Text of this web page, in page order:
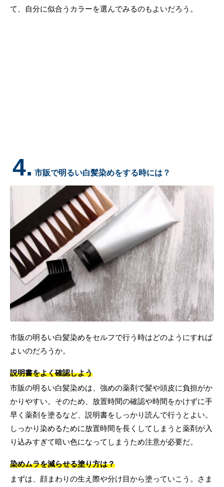
て、自分に似合うカラーを選んでみるのもよいだろう。
4. 市販で明るい白髪染めをする時には？
市販の明るい白髪染めをセルフで行う時はどのようにすれば
よいのだろうか。
説明書をよく確認しよう
市販の明るい白髪染めは、強めの薬剤で髪や頭皮に負担がか
かりやすい。そのため、放置時間の確認や時間をかけずに手
早く薬剤を塗るなど、説明書をしっかり読んで行うとよい。
しっかり染めるために放置時間を長くしてしまうと薬剤が入
り込みすぎて暗い色になってしまうため注意が必要だ。
染めムラを減らせる塗り方は？
まずは、顔まわりの生え際や分け目から塗っていこう。さま